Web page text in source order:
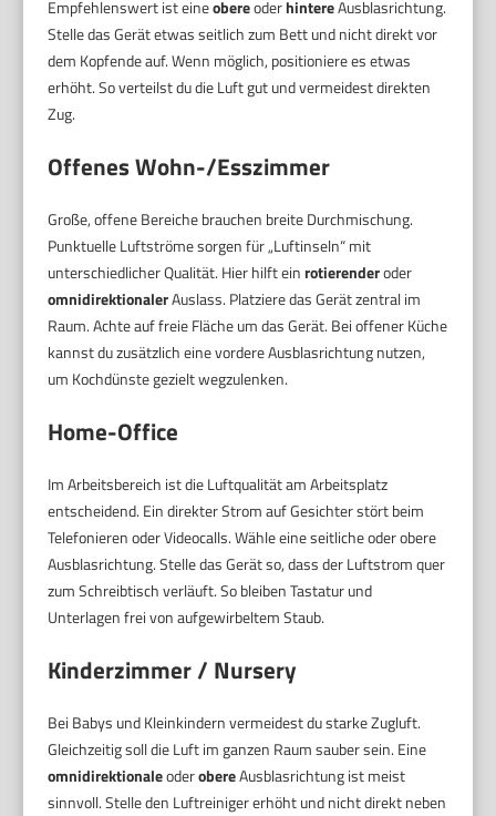
Empfehlenswert ist eineobereoderhintereAusblasrichtung.
Stelle das Gerät etwas seitlich zum Bett und nicht direkt vor
dem Kopfende auf. Wenn möglich, positioniere es etwas
erhöht. So verteilst du die Luft gut und vermeidest direkten
Zug.
Offenes Wohn-/Esszimmer
Große, offene Bereiche brauchen breite Durchmischung.
Punktuelle Luftströme sorgen für „Luftinseln“ mit
unterschiedlicher Qualität. Hier hilft einrotierenderoder
omnidirektionalerAuslass. Platziere das Gerät zentral im
Raum. Achte auf freie Fläche um das Gerät. Bei offener Küche
kannst du zusätzlich eine vordere Ausblasrichtung nutzen,
um Kochdünste gezielt wegzulenken.
Home-Office
Im Arbeitsbereich ist die Luftqualität am Arbeitsplatz
entscheidend. Ein direkter Strom auf Gesichter stört beim
Telefonieren oder Videocalls. Wähle eine seitliche oder obere
Ausblasrichtung. Stelle das Gerät so, dass der Luftstrom quer
zum Schreibtisch verläuft. So bleiben Tastatur und
Unterlagen frei von aufgewirbeltem Staub.
Kinderzimmer / Nursery
Bei Babys und Kleinkindern vermeidest du starke Zugluft.
Gleichzeitig soll die Luft im ganzen Raum sauber sein. Eine
omnidirektionaleoderobereAusblasrichtung ist meist
sinnvoll. Stelle den Luftreiniger erhöht und nicht direkt neben